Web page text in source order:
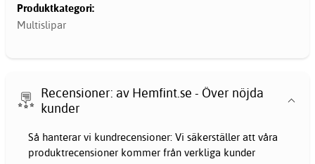
Produktkategori:
Multislipar
Recensioner: av Hemfint.se - Över nöjda
kunder
Så hanterar vi kundrecensioner: Vi säkerställer att våra
produktrecensioner kommer från verkliga kunder